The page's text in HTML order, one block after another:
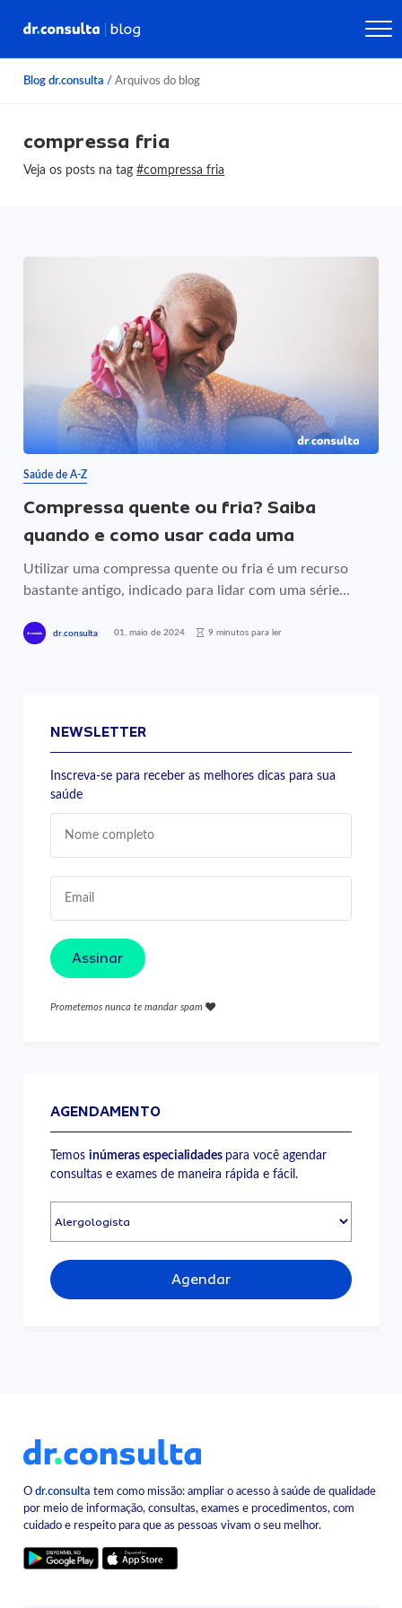
Blog dr.consulta / Arquivos do blog
compressa fria
Veja os posts na tag#compressa fria
Saúde de A-Z
Compressa quente ou fria? Saiba
quando e como usar cada uma
Utilizar uma compressa quente ou fria é um recurso
bastante antigo, indicado para lidar com uma série...
dr.consulta 01, maio de 2024 9 minutos para ler
NEWSLETTER
Inscreva-se para receber as melhores dicas para sua
saúde
Assinar
Prometemos nunca te mandar spam
AGENDAMENTO
Temosinúmeras especialidades para você agendar
consultas e exames de maneira rápida e fácil.
Agendar
Odr.consulta tem como missão: ampliar o acesso à saúde de qualidade
por meio de informação, consultas, exames e procedimentos, com
cuidado e respeito para que as pessoas vivam o seu melhor.